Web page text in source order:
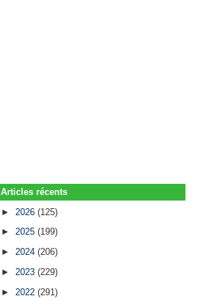
Articles récents
► 2026(125)
►2025(199)
►2024(206)
► 2023(229)
► 2022(291)